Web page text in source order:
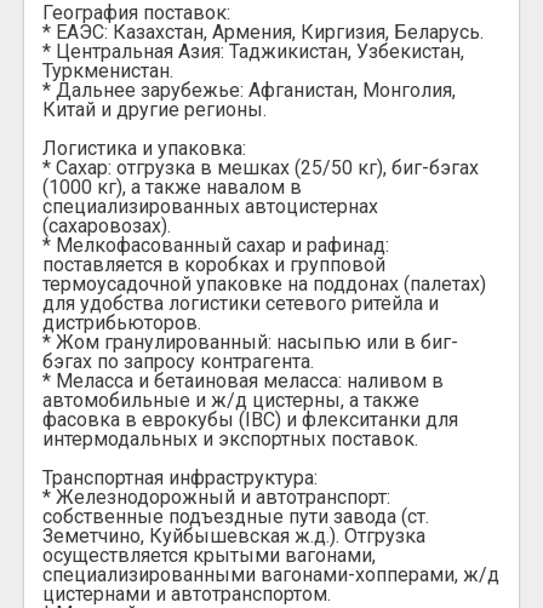
География поставок:
* ЕАЭС: Казахстан, Армения, Киргизия, Беларусь.
* Центральная Азия: Таджикистан, Узбекистан,
Туркменистан.
* Дальнее зарубежье: Афганистан, Монголия,
Китай и другие регионы.
Логистика и упаковка:
* Сахар: отгрузка в мешках (25/50 кг), биг-бэгах
(1000 кг), а также навалом в
специализированных автоцистернах
(сахаровозах).
* Мелкофасованный сахар и рафинад:
поставляется в коробках и групповой
термоусадочной упаковке на поддонах (палетах)
для удобства логистики сетевого ритейла и
дистрибьюторов.
* Жом гранулированный: насыпью или в биг-
бэгах по запросу контрагента.
* Меласса и бетаиновая меласса: наливом в
автомобильные и ж/д цистерны, а также
фасовка в еврокубы (IBC) и флекситанки для
интермодальных и экспортных поставок.
Транспортная инфраструктура:
* Железнодорожный и автотранспорт:
собственные подъездные пути завода (ст.
Земетчино, Куйбышевская ж.д.). Отгрузка
осуществляется крытыми вагонами,
специализированными вагонами-хопперами, ж/д
цистернами и автотранспортом.